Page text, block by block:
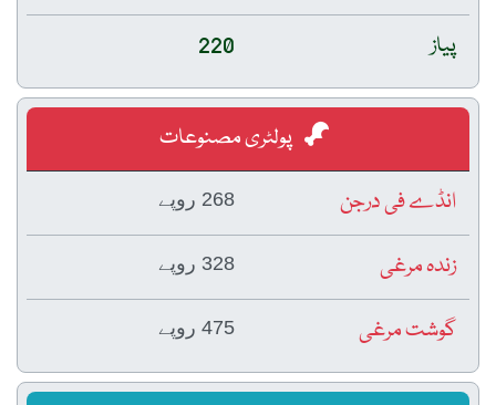
پیاز
220
پولٹری مصنوعات
انڈے فی درجن
268 روپے
زندہ مرغی 328 روپے
گوشت مرغی 475 روپے